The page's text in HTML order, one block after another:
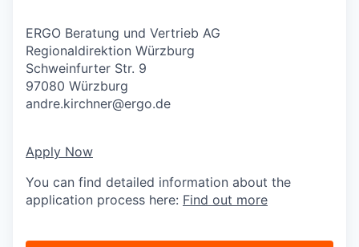
ERGO Beratung und Vertrieb AG
Regionaldirektion Würzburg
Schweinfurter Str. 9
97080 Würzburg
andre.kirchner@ergo.de
Apply Now
You can find detailed information about the
application process here: Find out more